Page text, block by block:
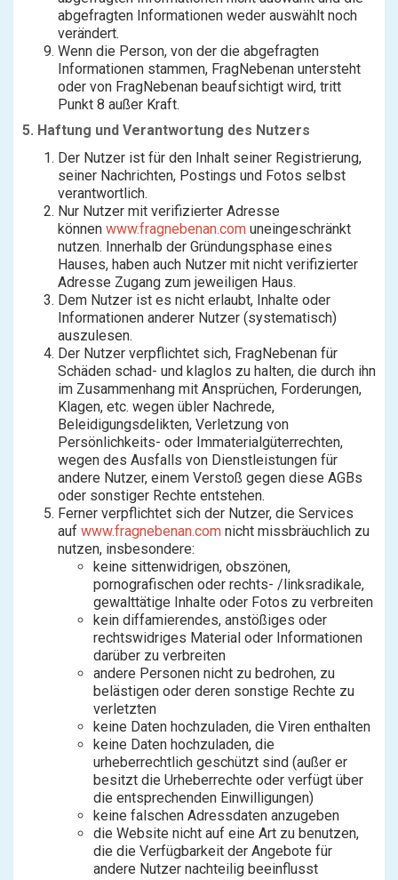
abgefragten Informationen weder auswählt noch
verändert.
Wenn die Person, von der die abgefragten
Informationen stammen, FragNebenan untersteht
oder von FragNebenan beaufsichtigt wird, tritt
Punkt 8 außer Kraft.
5. Haftung und Verantwortung des Nutzers
Der Nutzer ist für den Inhalt seiner Registrierung,
seiner Nachrichten, Postings und Fotos selbst
verantwortlich.
Nur Nutzer mit verifizierter Adresse
können www.fragnebenan.com uneingeschränkt
nutzen. Innerhalb der Gründungsphase eines
Hauses, haben auch Nutzer mit nicht verifizierter
Adresse Zugang zum jeweiligen Haus.
Dem Nutzer ist es nicht erlaubt, Inhalte oder
Informationen anderer Nutzer (systematisch)
auszulesen.
Der Nutzer verpflichtet sich, FragNebenan für
Schäden schad- und klaglos zu halten, die durch ihn
im Zusammenhang mit Ansprüchen, Forderungen,
Klagen, etc. wegen übler Nachrede,
Beleidigungsdelikten, Verletzung von
Persönlichkeits- oder Immaterialgüterrechten,
wegen des Ausfalls von Dienstleistungen für
andere Nutzer, einem Verstoß gegen diese AGBs
oder sonstiger Rechte entstehen.
Ferner verpflichtet sich der Nutzer, die Services
auf www.fragnebenan.com nicht missbräuchlich zu
nutzen, insbesondere:
keine sittenwidrigen, obszönen,
pornografischen oder rechts- /linksradikale,
gewalttätige Inhalte oder Fotos zu verbreiten
kein diffamierendes, anstößiges oder
rechtswidriges Material oder Informationen
darüber zu verbreiten
andere Personen nicht zu bedrohen, zu
belästigen oder deren sonstige Rechte zu
verletzten
keine Daten hochzuladen, die Viren enthalten
keine Daten hochzuladen, die
urheberrechtlich geschützt sind (außer er
besitzt die Urheberrechte oder verfügt über
die entsprechenden Einwilligungen)
keine falschen Adressdaten anzugeben
die Website nicht auf eine Art zu benutzen,
die die Verfügbarkeit der Angebote für
andere Nutzer nachteilig beeinflusst